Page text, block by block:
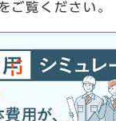
ご覧ください。